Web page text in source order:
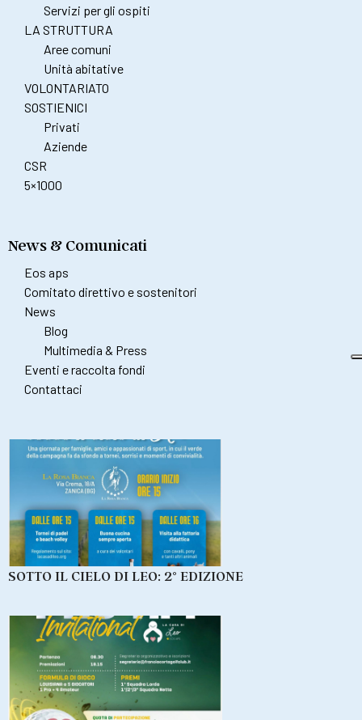
Servizi per gli ospiti
LA STRUTTURA
Aree comuni
Unità abitative
VOLONTARIATO
SOSTIENICI
Privati
Aziende
CSR
5×1000
News & Comunicati
Eos aps
Comitato direttivo e sostenitori
News
Blog
Multimedia & Press
Eventi e raccolta fondi
Contattaci
SOTTO IL CIELO DI LEO: 2° EDIZIONE